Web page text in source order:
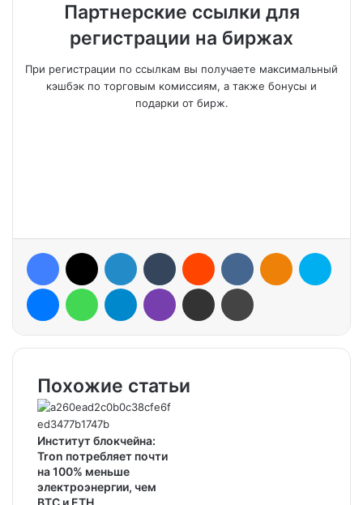
Партнерские ссылки для
регистрации на биржах
При регистрации по ссылкам вы получаете максимальный
кэшбэк по торговым комиссиям, а также бонусы и
подарки от бирж.
Похожие статьи
Институт блокчейна:
Tron потребляет почти
на 100% меньше
электроэнергии, чем
BTC и ETН